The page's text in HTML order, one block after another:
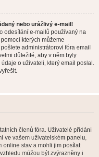
nebo urážlivý e-mail!
odesílání e-mailů používaný na
kterých můžeme
administrátorovi fóra email
důležité, aby v něm byly
o uživateli, který email poslal.
členů fóra. Uživatelé přidáni
ve vašem uživatelském panelu,
online stav a mohli jim posílat
můžou být zvýrazněny i